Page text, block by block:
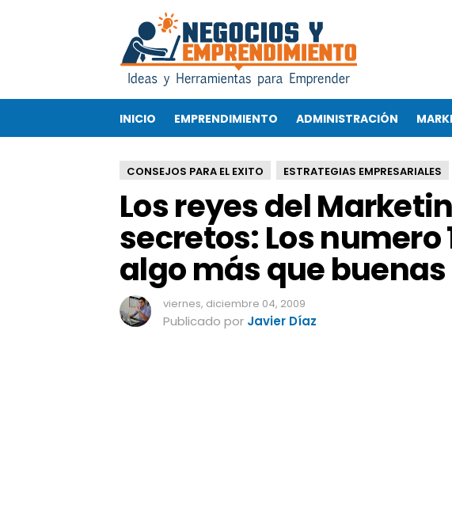
s
e
s
d
e
l
M
a
r
k
e
t
i
INICIO EMPRENDIMIENTO ADMINISTRACIÓN
CONSEJOS PARA EL EXITO ESTRATEGIAS EMPRESARIALES
Los reyes del
secretos: Los numero
algo más que
viernes, diciembre 04, 2009
Publicado por Javier Díaz